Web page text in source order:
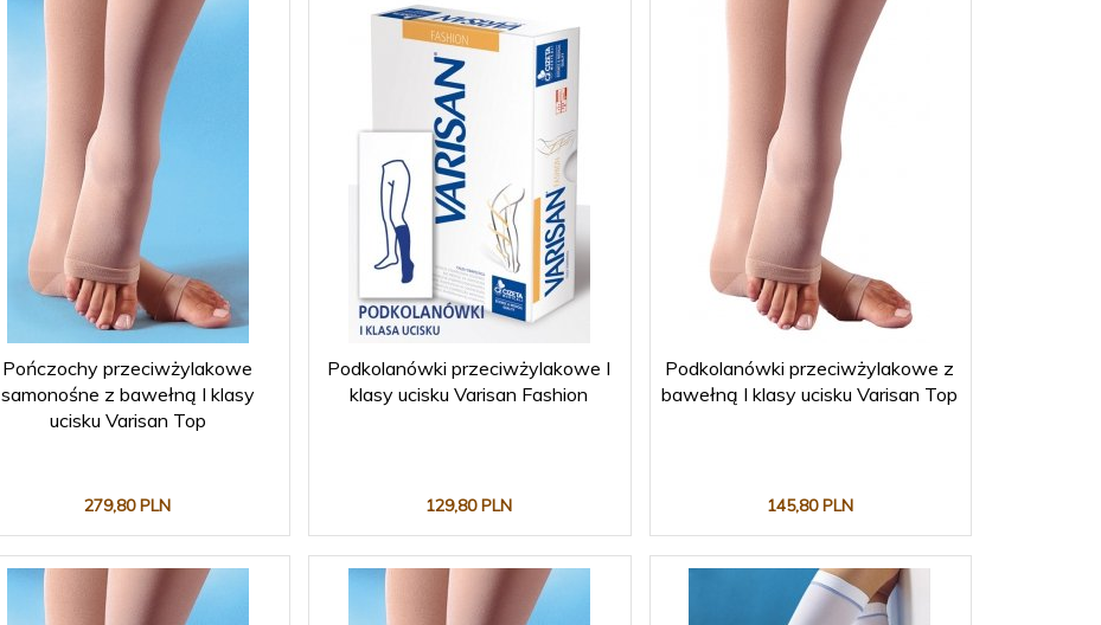
Pończochy przeciwżylakowe
samonośne z bawełną I klasy
ucisku Varisan Top
279,80 PLN
Podkolanówki przeciwżylakowe I
klasy ucisku Varisan Fashion
129,80 PLN
Podkolanówki przeciwżylakowe z
bawełną I klasy ucisku Varisan Top
145,80 PLN